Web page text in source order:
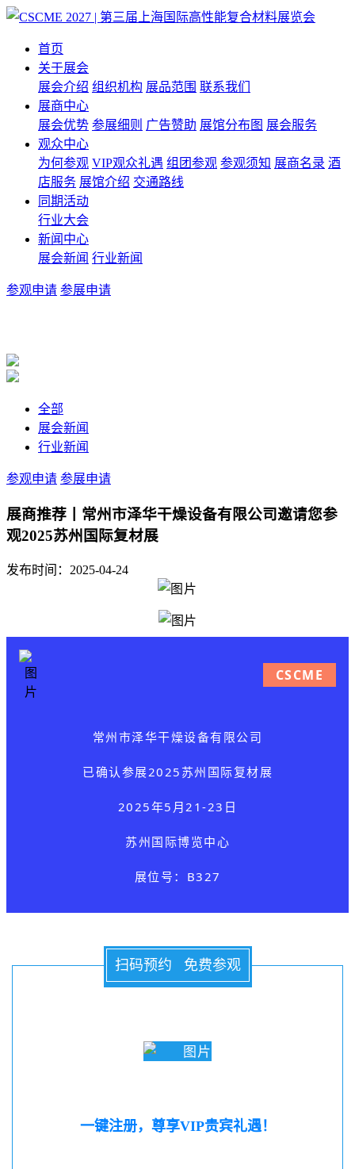
首页
关于展会
展会介绍 组织机构 展品范围 联系我们
展商中心
展会优势 参展细则 广告赞助 展馆分布图 展会服务
观众中心
为何参观 VIP观众礼遇 组团参观 参观须知 展商名录 酒
店服务 展馆介绍 交通路线
同期活动
行业大会
新闻中心
展会新闻 行业新闻
参观申请 参展申请
全部
展会新闻
行业新闻
参观申请 参展申请
展商推荐丨常州市泽华干燥设备有限公司邀请您参
观2025苏州国际复材展
发布时间：2025-04-24
CSCME
常州市泽华干燥设备有限公司
已确认参展2025苏州国际复材展
2025年5月21-23日
苏州国际博览中心
展位号：B327
扫码预约 免费参观
一键注册，尊享VIP贵宾礼遇！